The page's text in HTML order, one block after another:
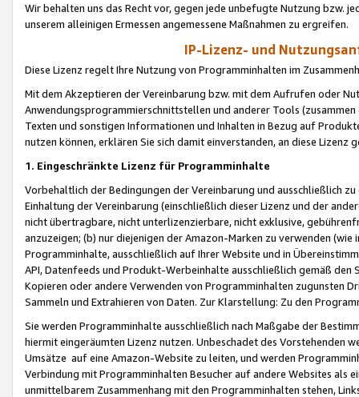
Wir behalten uns das Recht vor, gegen jede unbefugte Nutzung bzw.
unserem alleinigen Ermessen angemessene Maßnahmen zu ergreifen.
IP-Lizenz- und
Diese Lizenz regelt Ihre Nutzung von Programminhalten im
Mit dem Akzeptieren der Vereinbarung bzw. mit dem Aufrufen oder
Anwendungsprogrammierschnittstellen und anderer Tools (zusammen
Texten und sonstigen Informationen und Inhalten in Bezug auf
nutzen können, erklären Sie sich damit einverstanden, an diese Lizenz
1. Eingeschränkte Lizenz für Programminhalte
Vorbehaltlich der Bedingungen der Vereinbarung und ausschließlich
Einhaltung der Vereinbarung (einschließlich dieser Lizenz und der
nicht übertragbare, nicht unterlizenzierbare, nicht exklusive,
anzuzeigen; (b) nur diejenigen der Amazon-Marken zu verwenden
Programminhalte, ausschließlich auf Ihrer Website und in
API, Datenfeeds und Produkt-Werbeinhalte ausschließlich gemäß
Kopieren oder andere Verwenden von Programminhalten zugunsten
Sammeln und Extrahieren von Daten. Zur Klarstellung: Zu den
Sie werden Programminhalte ausschließlich nach Maßgabe der
hiermit eingeräumten Lizenz nutzen. Unbeschadet des Vorstehenden
Umsätze auf eine Amazon-Website zu leiten, und werden
Verbindung mit Programminhalten Besucher auf andere Websites als
unmittelbarem Zusammenhang mit den Programminhalten stehen,